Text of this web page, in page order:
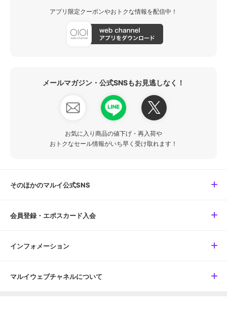
アプリ限定クーポンやおトクな情報を配信中！
メールマガジン・公式SNSもお見逃しなく！
お気に入り商品の値下げ・再入荷や
おトクなセール情報がいち早く受け取れます！
そのほかのマルイ公式SNS
会員登録・エポスカード入会
インフォメーション
マルイウェブチャネルについて